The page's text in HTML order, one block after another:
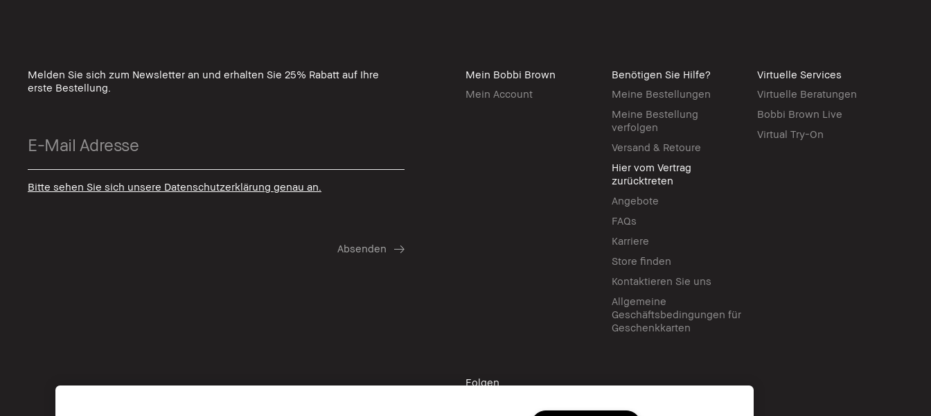
Melden Sie sich zum Newsletter an und erhalten Sie 25% Rabatt auf Ihre
erste Bestellung.
Bitte sehen Sie sich unsere Datenschutzerklärung genau an.
Mein Bobbi Brown
Mein Account
Benötigen Sie Hilfe?
Meine Bestellungen
Meine Bestellung
verfolgen
Versand & Retoure
Hier vom Vertrag
zurücktreten
Angebote
FAQs
Karriere
Store finden
Kontaktieren Sie uns
Allgemeine
Geschäftsbedingungen für
Geschenkkarten
Virtuelle Services
Virtuelle Beratungen
Bobbi Brown Live
Virtual Try-On
Folgen